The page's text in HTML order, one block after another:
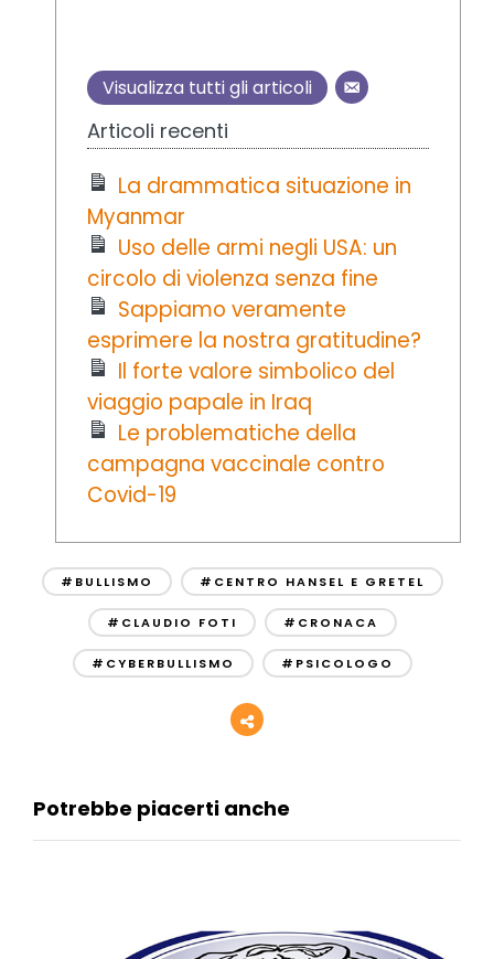
Visualizza tutti gli articoli
Articoli recenti
La drammatica situazione in
Myanmar
Uso delle armi negli USA: un
circolo di violenza senza fine
Sappiamo veramente
esprimere la nostra gratitudine?
Il forte valore simbolico del
viaggio papale in Iraq
Le problematiche della
campagna vaccinale contro
Covid-19
#BULLISMO #CENTRO HANSEL E GRETEL
#CLAUDIO FOTI #CRONACA
#CYBERBULLISMO #PSICOLOGO
Potrebbe piacerti anche